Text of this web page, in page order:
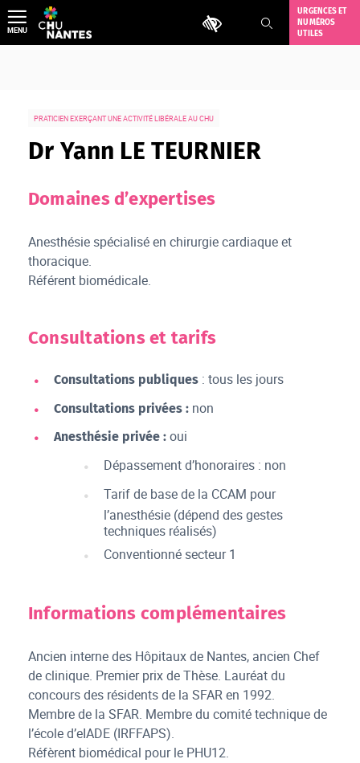
Aller
au
contenu
Outils d'accessibilité
URGENCES ET
NUMÉROS
UTILES
MENU
PRATICIEN EXERÇANT UNE ACTIVITÉ LIBÉRALE AU CHU
Dr Yann LE TEURNIER
Domaines d’expertises
Anesthésie spécialisé en chirurgie cardiaque et
thoracique.
Référent biomédicale.
Consultations et tarifs
Consultations publiques : tous les jours
Consultations privées : non
Anesthésie privée : oui
Dépassement d’honoraires : non
Tarif de base de la CCAM pour
l’anesthésie (dépend des gestes
techniques réalisés)
Conventionné secteur 1
Informations complémentaires
Ancien interne des Hôpitaux de Nantes, ancien Chef
de clinique. Premier prix de Thèse. Lauréat du
concours des résidents de la SFAR en 1992.
Membre de la SFAR. Membre du comité technique de
l’école d’eIADE (IRFFAPS).
Réfèrent biomédical pour le PHU12.